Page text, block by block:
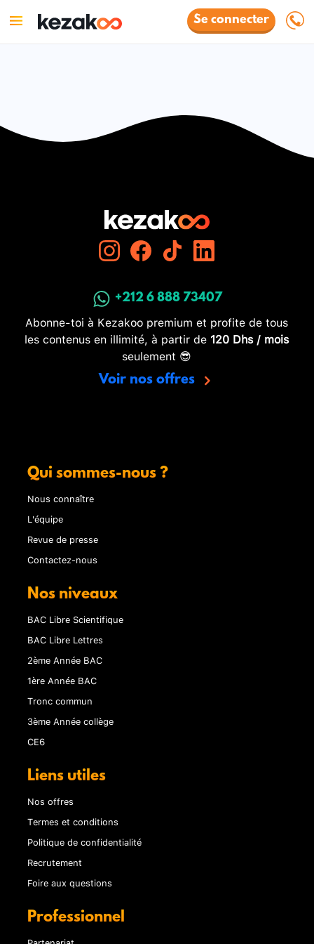
Se connecter
+212 6 888 73407
Abonne-toi à Kezakoo premium et profite de tous
les contenus en illimité, à partir de 120 Dhs / mois
seulement 😎
Voir nos offres
Qui sommes-nous ?
Nous connaître
L'équipe
Revue de presse
Contactez-nous
Nos niveaux
BAC Libre Scientifique
BAC Libre Lettres
2ème Année BAC
1ère Année BAC
Tronc commun
3ème Année collège
CE6
Liens utiles
Nos offres
Termes et conditions
Politique de confidentialité
Recrutement
Foire aux questions
Professionnel